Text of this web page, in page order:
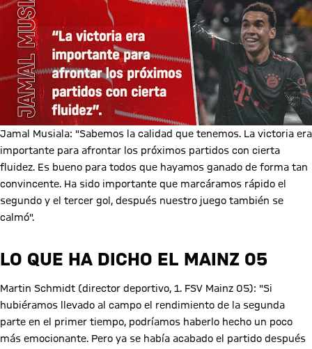
Jamal Musiala: "Sabemos la calidad que tenemos. La victoria era
importante para afrontar los próximos partidos con cierta
fluidez. Es bueno para todos que hayamos ganado de forma tan
convincente. Ha sido importante que marcáramos rápido el
segundo y el tercer gol, después nuestro juego también se
calmó".
LO QUE HA DICHO EL MAINZ 05
Martin Schmidt (director deportivo, 1. FSV Mainz 05): "Si
hubiéramos llevado al campo el rendimiento de la segunda
parte en el primer tiempo, podríamos haberlo hecho un poco
más emocionante. Pero ya se había acabado el partido después